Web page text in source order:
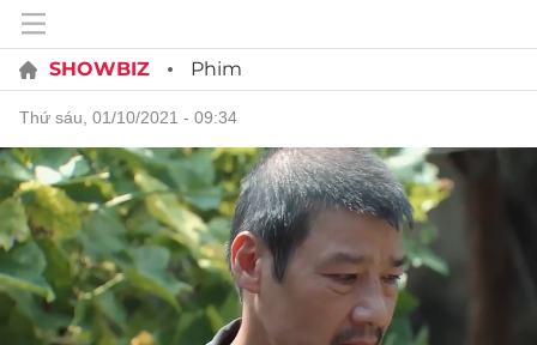
SHOWBIZ Phim
thứ sáu, 01/10/2021 - 09:34